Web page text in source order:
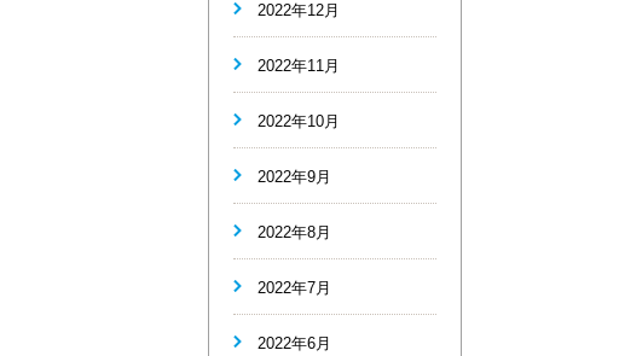
2022年12月
2022年11月
2022年10月
2022年9月
2022年8月
2022年7月
2022年6月